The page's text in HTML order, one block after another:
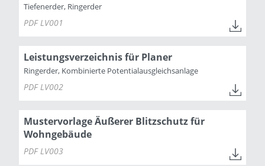
Tiefenerder, Ringerder
PDF LV001
Leistungsverzeichnis für Planer
Ringerder, Kombinierte Potentialausgleichsanlage
PDF LV002
Mustervorlage Äußerer Blitzschutz für
Wohngebäude
PDF LV003